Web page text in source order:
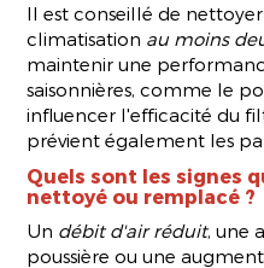
Il est conseillé de
climatisation au moins
maintenir une
saisonnières, comme le
influencer l'efficacité du
prévient également les
Quels sont les signes
nettoyé ou remplacé ?
Un débit d'air réduit, une
poussière ou une